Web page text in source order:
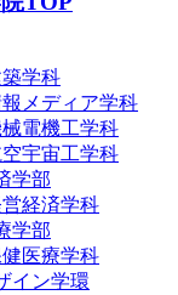
学科
メディア学科
電機工学科
宇宙工学科
学部
経済学科
学部
医療学科
イン学環